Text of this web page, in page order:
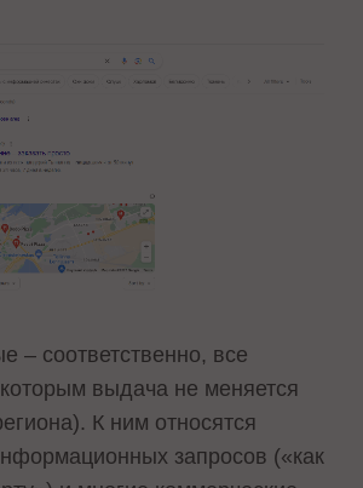
– соответственно, все
выдача не меняется
К ним относятся
запросов («как